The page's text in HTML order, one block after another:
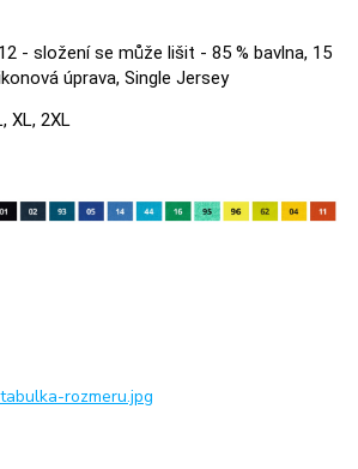
- složení se může lišit - 85 % bavlna, 15
úprava, Single Jersey
XL, 2XL
rozmeru.jpg